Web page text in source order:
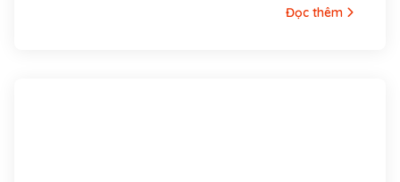
và trở thành hoàng đế đầu tiên của Việt Nam sau
Đọc thêm